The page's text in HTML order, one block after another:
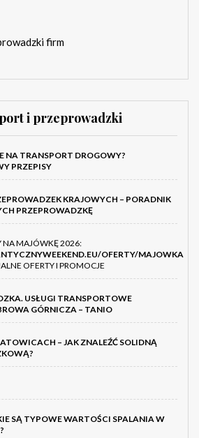
firm
i przeprowadzki
NA TRANSPORT DROGOWY?
PRZEPISY
KRAJOWYCH – PORADNIK
PRZEPROWADZKĘ
NA MAJÓWKĘ 2026:
OFERTY/MAJOWKA
OFERTY I PROMOCJE
USŁUGI TRANSPORTOWE
GÓRNICZA – TANIO
– JAK ZNALEŹĆ SOLIDNĄ
SĄ TYPOWE WARTOŚCI SPALANIA W